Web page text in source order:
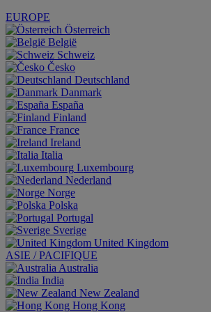
EUROPE
Österreich
België
Schweiz
Česko
Deutschland
Danmark
España
Finland
France
Ireland
Italia
Luxembourg
Nederland
Norge
Polska
Portugal
Sverige
United Kingdom
ASIE / PACIFIQUE
Australia
India
New Zealand
Hong Kong